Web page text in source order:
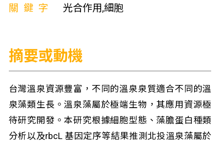
關鍵字
光合作用,細胞
摘要或動機
台灣溫泉資源豐富，不同的溫泉泉質適合不同的溫
泉藻類生長。溫泉藻屬於極端生物，其應用資源極
待研究開發。本研究根據細胞型態、藻膽蛋白種類
分析以及rbcL 基因定序等結果推測北投溫泉藻屬於